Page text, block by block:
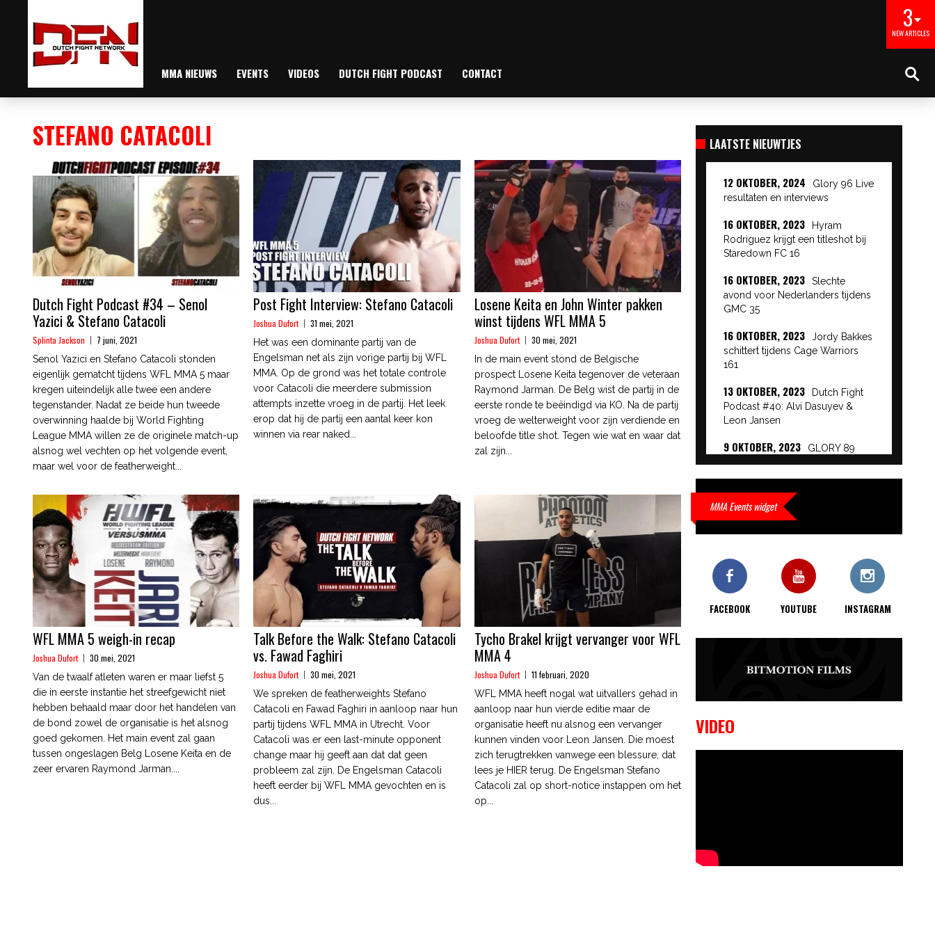
3
NEW ARTICLES
MMA NIEUWS EVENTS VIDEOS DUTCH FIGHT PODCAST CONTACT
STEFANO CATACOLI
Dutch Fight Podcast #34 – Senol
Yazici & Stefano Catacoli
Splinta Jackson 7 juni, 2021
Senol Yazici en Stefano Catacoli stonden
eigenlijk gematcht tijdens WFL MMA 5 maar
kregen uiteindelijk alle twee een andere
tegenstander. Nadat ze beide hun tweede
overwinning haalde bij World Fighting
League MMA willen ze de originele match-up
alsnog wel vechten op het volgende event,
maar wel voor de featherweight...
Post Fight Interview: Stefano Catacoli
Joshua Dufort 31 mei, 2021
Het was een dominante partij van de
Engelsman net als zijn vorige partij bij WFL
MMA. Op de grond was het totale controle
voor Catacoli die meerdere submission
attempts inzette vroeg in de partij. Het leek
erop dat hij de partij een aantal keer kon
winnen via rear naked...
Losene Keita en John Winter pakken
winst tijdens WFL MMA 5
Joshua Dufort 30 mei, 2021
In de main event stond de Belgische
prospect Losene Keita tegenover de veteraan
Raymond Jarman. De Belg wist de partij in de
eerste ronde te beëindigd via KO. Na de partij
vroeg de welterweight voor zijn verdiende en
beloofde title shot. Tegen wie wat en waar dat
zal zijn...
WFL MMA 5 weigh-in recap
Joshua Dufort 30 mei, 2021
Van de twaalf atleten waren er maar liefst 5
die in eerste instantie het streefgewicht niet
hebben behaald maar door het handelen van
de bond zowel de organisatie is het alsnog
goed gekomen. Het main event zal gaan
tussen ongeslagen Belg Losene Keita en de
zeer ervaren Raymond Jarman....
Talk Before the Walk: Stefano Catacoli
vs. Fawad Faghiri
Joshua Dufort 30 mei, 2021
We spreken de featherweights Stefano
Catacoli en Fawad Faghiri in aanloop naar hun
partij tijdens WFL MMA in Utrecht. Voor
Catacoli was er een last-minute opponent
change maar hij geeft aan dat dat geen
probleem zal zijn. De Engelsman Catacoli
heeft eerder bij WFL MMA gevochten en is
dus...
Tycho Brakel krijgt vervanger voor WFL
MMA 4
Joshua Dufort 11 februari, 2020
WFL MMA heeft nogal wat uitvallers gehad in
aanloop naar hun vierde editie maar de
organisatie heeft nu alsnog een vervanger
kunnen vinden voor Leon Jansen. Die moest
zich terugtrekken vanwege een blessure, dat
lees je HIER terug. De Engelsman Stefano
Catacoli zal op short-notice instappen om het
op...
LAATSTE NIEUWTJES
12 OKTOBER, 2024
Glory 96 Live
resultaten en interviews
16 OKTOBER, 2023
Hyram
Rodriguez krijgt een titleshot bij
Staredown FC 16
16 OKTOBER, 2023
Slechte
avond voor Nederlanders tijdens
GMC 35
16 OKTOBER, 2023
Jordy Bakkes
schittert tijdens Cage Warriors
161
13 OKTOBER, 2023
Dutch Fight
Podcast #40: Alvi Dasuyev &
Leon Jansen
9 OKTOBER, 2023
GLORY 89
Beatdown 9 Event Results
interviews hier
9 OKTOBER, 2023
Alvi Dasuyev
gemaakt is…
9 OKTOBER, 2023
CWA Lowlands 7
MMA Events widget
FACEBOOK YOUTUBE INSTAGRAM
VIDEO